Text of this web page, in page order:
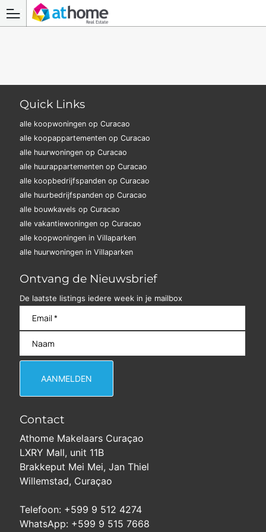
Quick Links
alle koopwoningen op Curacao
alle koopappartementen op Curacao
alle huurwoningen op Curacao
alle huurappartementen op Curacao
alle koopbedrijfspanden op Curacao
alle huurbedrijfspanden op Curacao
alle bouwkavels op Curacao
alle vakantiewoningen op Curacao
alle koopwoningen in Villaparken
alle huurwoningen in Villaparken
Ontvang de Nieuwsbrief
De laatste listings iedere week in je mailbox
Contact
Athome Makelaars Curaçao
LXRY Mall, unit 11B
Brakkeput Mei Mei, Jan Thiel
Willemstad, Curaçao
Telefoon: +599 9 512 4274
WhatsApp: +599 9 515 7668